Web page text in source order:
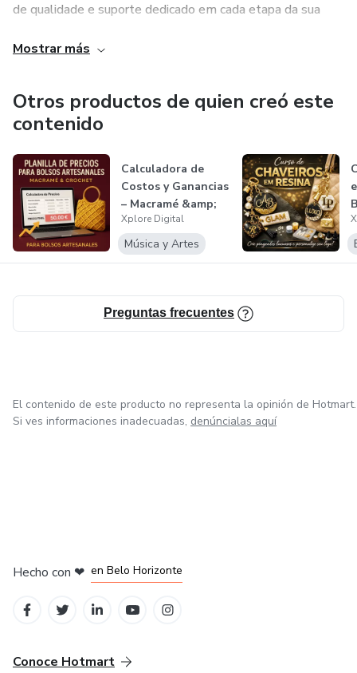
de qualidade e suporte dedicado em cada etapa da sua
Mostrar más
Otros productos de quien creó este
contenido
Calculadora de
Costos y Ganancias
– Macramé &amp;
Crochet
Xplore Digital
Música y Artes
Preguntas frecuentes
El contenido de este producto no representa la opinión de Hotmart.
Si ves informaciones inadecuadas, denúncialas aquí
Hecho con ❤ en Belo Horizonte
Conoce Hotmart